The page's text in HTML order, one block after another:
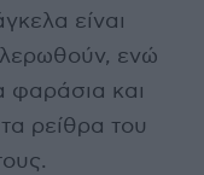
είναι
ενώ
φαράσια και
ρείθρα του